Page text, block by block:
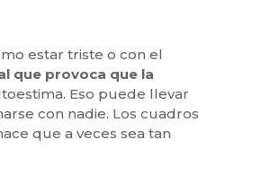
estar triste o con el
que provoca que la
Eso puede llevar
con nadie. Los cuadros
que a veces sea tan